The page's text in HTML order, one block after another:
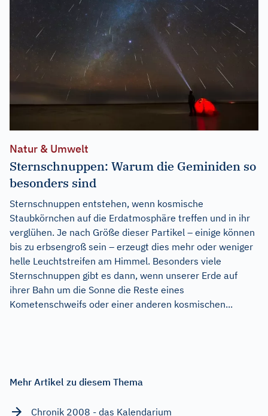
Natur & Umwelt
Sternschnuppen: Warum die Geminiden so
besonders sind
Sternschnuppen entstehen, wenn kosmische
Staubkörnchen auf die Erdatmosphäre treffen und in ihr
verglühen. Je nach Größe dieser Partikel – einige können
bis zu erbsengroß sein – erzeugt dies mehr oder weniger
helle Leuchtstreifen am Himmel. Besonders viele
Sternschnuppen gibt es dann, wenn unserer Erde auf
ihrer Bahn um die Sonne die Reste eines
Kometenschweifs oder einer anderen kosmischen...
Mehr Artikel zu diesem Thema
Chronik 2008 - das Kalendarium